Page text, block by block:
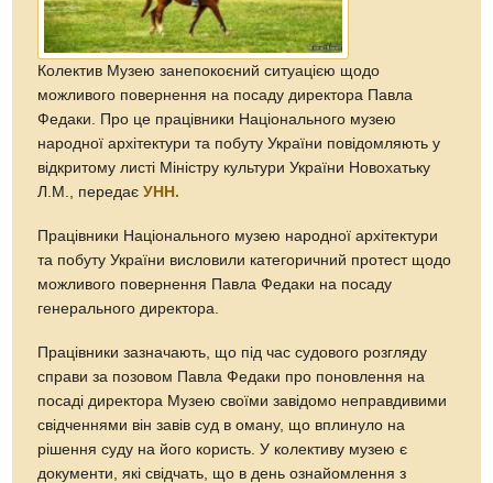
Колектив Музею занепокоєний ситуацією щодо
можливого повернення на посаду директора Павла
Федаки. Про це працівники Національного музею
народної архітектури та побуту України повідомляють у
відкритому листі Міністру культури України Новохатьку
Л.М., передаєУНН.
Працівники Національного музею народної архітектури
та побуту України висловили категоричний протест щодо
можливого повернення Павла Федаки на посаду
генерального директора.
Працівники зазначають, що під час судового розгляду
справи за позовом Павла Федаки про поновлення на
посаді директора Музею своїми завідомо неправдивими
свідченнями він завів суд в оману, що вплинуло на
рішення суду на його користь. У колективу музею є
документи, які свідчать, що в день ознайомлення з